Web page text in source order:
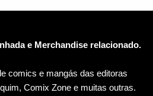
e Merchandise relacionado.
comics e mangás das editoras
Comix Zone e muitas outras.